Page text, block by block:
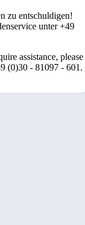
zu entschuldigen!
unter +49
assistance, please
(0)30 - 81097 - 601.